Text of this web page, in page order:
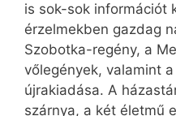
is sok-sok információt
érzelmekben gazdag
Szobotka-regény, a
vőlegények, valamint
újrakiadása. A
szárnya, a két életmű